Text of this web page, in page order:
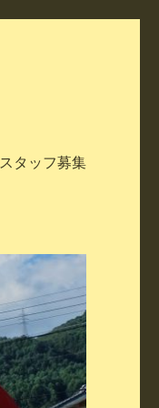
スタッフ募集